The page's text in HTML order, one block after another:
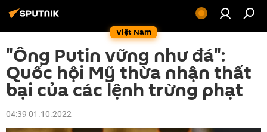
Việt Nam
"Ông Putin vững như đá":
Quốc hội Mỹ thừa nhận thất
bại của các lệnh trừng phạt
04:39 01.10.2022